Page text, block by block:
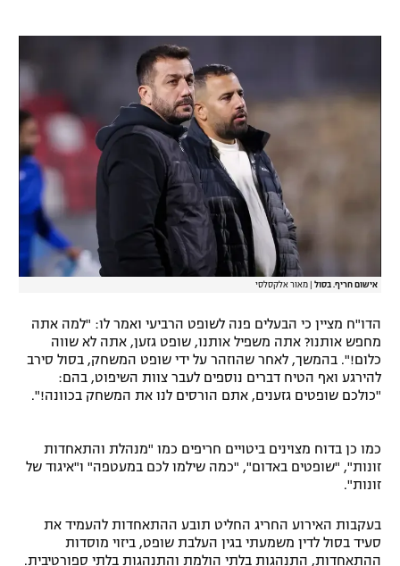
רשיון להקרנה פומבית לבית עסק
הצטרפות לחבילת הערוצים
לוח דרושים – ג'ובנט
המגזין
אישום חריף. בסול מאור אלקסלסי
הדו"ח מציין כי הבעלים פנה לשופט הרביעי ואמר לו: "למה אתה
מחפש אותנו? אתה משפיל אותנו, שופט גזען, אתה לא שווה
כלום!". בהמשך, לאחר שהוזהר על ידי שופט המשחק, בסול סירב
להירגע ואף הטיח דברים נוספים לעבר צוות השיפוט, בהם:
"כולכם שופטים גזענים, אתם הורסים לנו את המשחק בכוונה!".
כמו כן בדוח מצוינים ביטויים חריפים כמו "מנהלת והתאחדות
זונות", "שופטים באדום", "כמה שילמו לכם במעטפה" ו"איגוד של
זונות".
בעקבות האירוע החריג החליט תובע ההתאחדות להעמיד את
סעיד בסול לדין משמעתי בגין העלבת שופט, ביזוי מוסדות
ההתאחדות, התנהגות בלתי הולמת והתנהגות בלתי ספורטיבית.